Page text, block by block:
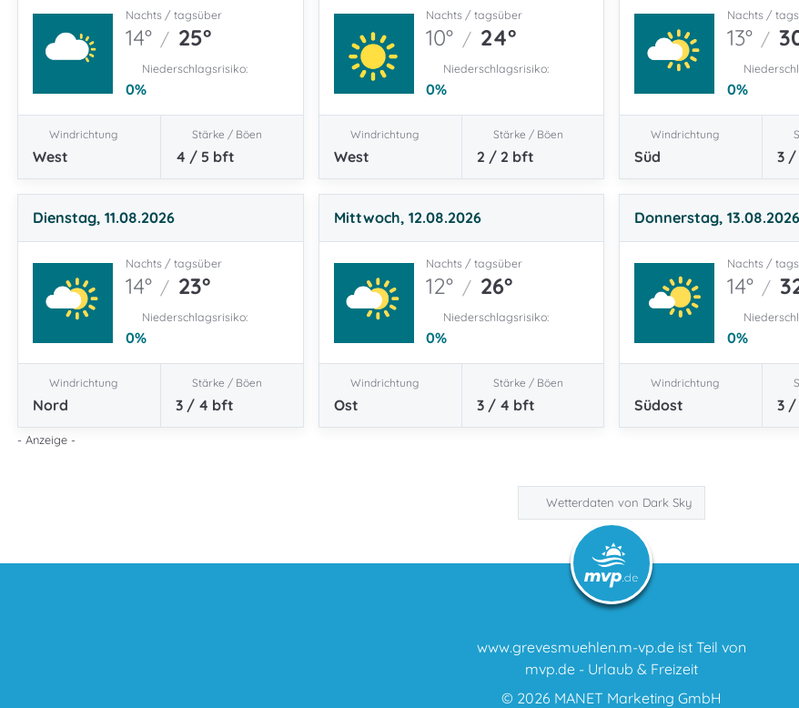
Nachts / tagsüber
14° / 25°
Niederschlagsrisiko:
0%
Windrichtung
West
Stärke / Böen
4 / 5 bft
Nachts / tagsüber
10° / 24°
Niederschlagsrisiko:
0%
Windrichtung
West
Stärke / Böen
2 / 2 bft
Nachts /
13° /
0%
Windrichtung
Süd 3 /
Dienstag, 11.08.2026
Nachts / tagsüber
14° / 23°
Niederschlagsrisiko:
0%
Windrichtung
Nord
Stärke / Böen
3 / 4 bft
Mittwoch, 12.08.2026
Nachts / tagsüber
12° / 26°
Niederschlagsrisiko:
0%
Windrichtung
Ost
Stärke / Böen
3 / 4 bft
Donnerstag, 13.08.2026
Nachts /
14° /
0%
Windrichtung
Südost 3 /
- Anzeige -
Wetterdaten von Dark Sky
www.grevesmuehlen.m-vp.de ist Teil von
mvp.de - Urlaub & Freizeit
© 2026 MANET Marketing GmbH